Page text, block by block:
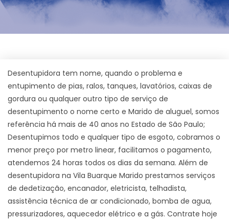
Desentupidora tem nome, quando o problema e
entupimento de pias, ralos, tanques, lavatórios, caixas de
gordura ou qualquer outro tipo de serviço de
desentupimento o nome certo e Marido de aluguel, somos
referência há mais de 40 anos no Estado de São Paulo;
Desentupimos todo e qualquer tipo de esgoto, cobramos o
menor preço por metro linear, facilitamos o pagamento,
atendemos 24 horas todos os dias da semana. Além de
desentupidora na Vila Buarque Marido prestamos serviços
de dedetização, encanador, eletricista, telhadista,
assistência técnica de ar condicionado, bomba de agua,
pressurizadores, aquecedor elétrico e a gás. Contrate hoje